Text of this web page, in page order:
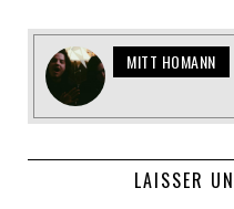
MITT HOMANN
LAISSER